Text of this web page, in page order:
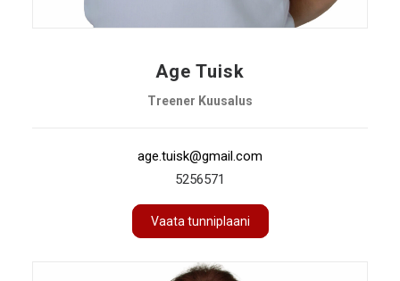
Age Tuisk
Treener Kuusalus
age.tuisk@gmail.com
5256571
Vaata tunniplaani